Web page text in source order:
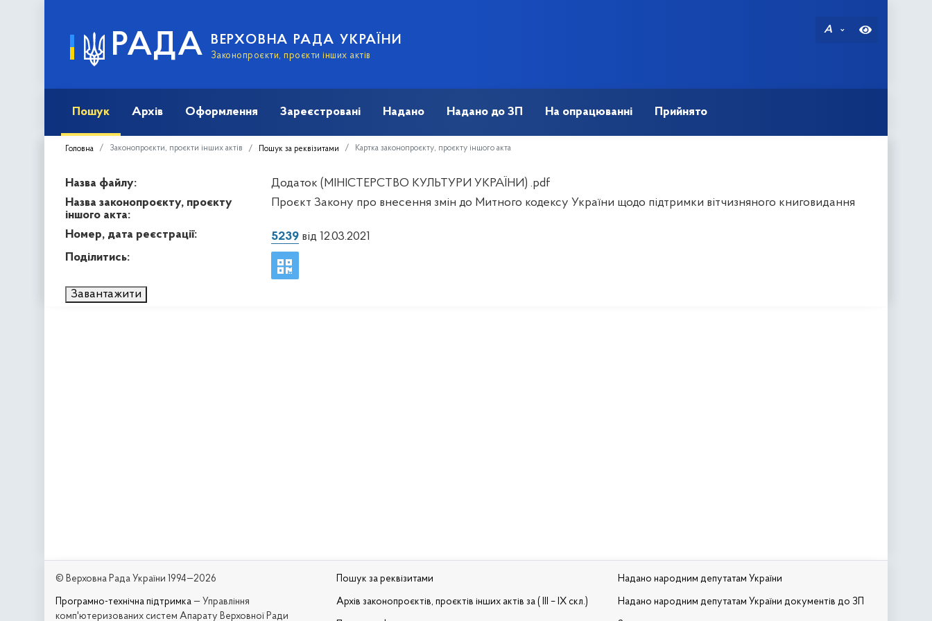
РАДА ВЕРХОВНА РАДА УКРАЇНИ
Законопроєкти, проєкти інших актів
A
Пошук Архів Оформлення Зареєстровані Надано Надано до ЗП На опрацюванні Прийнято
Головна Законопроєкти, проєкти інших актів Пошук за реквізитами Картка законопроєкту, проєкту іншого акта
Назва файлу:
Додаток (МІНІСТЕРСТВО КУЛЬТУРИ УКРАЇНИ) .pdf
Назва законопроєкту, проєкту
іншого акта:
Проєкт Закону про внесення змін до Митного кодексу України щодо підтримки вітчизняного книговидання
Номер, дата реєстрації: 5239від 12.03.2021
Поділитись:
Завантажити
© Верховна Рада України 1994—2026
Програмно-технічна підтримка — Управління
комп'ютеризованих систем Апарату Верховної Ради
Пошук за реквізитами
Архів законопроєктів, проєктів інших актів за ( III – IX скл.)
Надано народним депутатам України
Надано народним депутатам України документів до ЗП